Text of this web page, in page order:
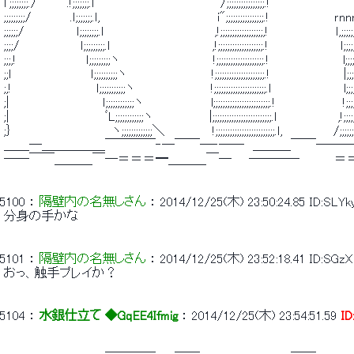
lﾞ;;;;;;;;./ 　　　.!;;;;;;;.ｌ　　　　　　　　　　　　　　 /;;;;;;;;;;;;;;;;.!　　　　　　　　
;;;;;;;;;/　　　　 .ｌ;;;;;;;.ｌ,　　　　　　　　　　　　　 i";;;;;;;;;;;;;;;;.!　　　　　　　
;;;;;;/　　　　　　ｌ;;;;;;;;.ｌ　　　　　 　 　 　 　 　 ,!;;;;;;;;;;;;;;;;;;,! 　 　 　 　 　 ｌ
;;;;/　　　　　　　ｌ;;;;;;;;;.ｌ　　　　 　 　 　 　 　 ,!;;;;;;;;;;;;;;;;;;;.!　　 　 　 　 　 ｌ
;;;,!　　　　　　　　ｌ;;;;;;;;;ヽ　　　 　 　 　 　 　 !;;;;;;;;;;;;;;;;;;;;.!　　　　　　　　
;;l 　 　 　 　 　 　 ｌ;;;;;;;;;;ヽ　　 　 　 　 　 　 !;;;;;;;;;;;;;;;;;;;;;.!　　　　　　　　
;,!　　 　 　 　 　 　 ｌ;;;;;;;;;;;ヽ　 　 　 　 　 　 !;;;;;;;;;;;;;;;;;;;;;;.ｌ　　 　 　 　 　
;|　　　 　 　 　 　 　 ｌ;;;;;;;;;;;;ヽ 　 　 　 　 　 l;;;;;;;;;;;;;;;;;;;;;;;;.! 　 　 　 　 　
;|　　　　　　　　　　　ﾞL;;;;;;;;;;;;ヽ　　　　　　 |;;;;;;;;;;;;;;;;;;;;;;;;;.ｌ　　　　　　
;｝　　　　　　　　　　　 ヽ;;;;;;;;;;;;;＼　　　　　 !;;;;;;;;;;;;;;;;;;;;;;;;;.ｌ,　 　 　 　 /
＿＿―＿＿＿＿＿￣￣￣￣‐―￣￣―‐――　＿＿＿￣￣
――￣￣＿＿＿￣―＝＝＝━＿＿＿￣―　　――――　　　　
5100 ： 隔壁内の名無しさん ： 2014/12/25(木) 23:50:24.85
分身の手かな
5101 ： 隔壁内の名無しさん ： 2014/12/25(木) 23:52:18.41
おっ、触手プレイか？
5104 ： 水銀仕立て ◆GqEE4Ifmig ： 2014/12/25(木) 23:54:51.59